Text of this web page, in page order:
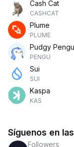
Cash Cat
CASHCAT
Plume
PLUME
Pudgy
PENGU
Sui
SUI
Kaspa
KAS
Síguenos en
Followers